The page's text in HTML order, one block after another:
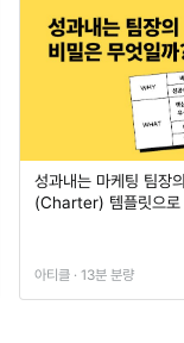
성과내는 마케팅 팀장
(Charter) 템플릿으로
아티클 · 13분 분량